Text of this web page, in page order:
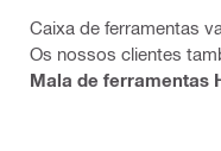
Caixa de ferramentas
Os nossos clientes
Mala de ferramentas